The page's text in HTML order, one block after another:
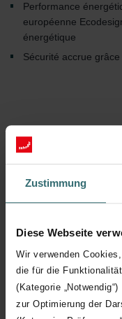
Zustimmung
Diese Webseite
Wir verwenden Cookies,
die für die
(Kategorie „Notwendig“)
zur Optimierung der
Performance
européenne
énergétique
Sécurité accrue
Colour System